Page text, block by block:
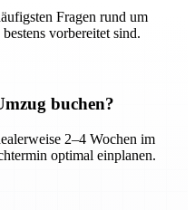
Fragen rund um
vorbereitet sind.
buchen?
2–4 Wochen im
optimal einplanen.